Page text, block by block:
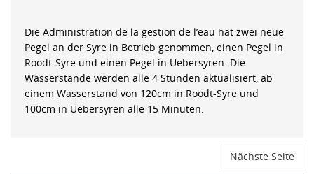
Die Administration de la gestion de l’eau hat zwei neue
Pegel an der Syre in Betrieb genommen, einen Pegel in
Roodt-Syre und einen Pegel in Uebersyren. Die
Wasserstände werden alle 4 Stunden aktualisiert, ab
einem Wasserstand von 120cm in Roodt-Syre und
100cm in Uebersyren alle 15 Minuten.
Nächste Seite